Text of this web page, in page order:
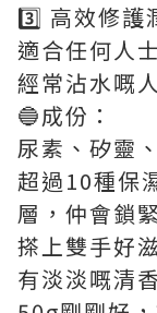
3️⃣ 高效修護
適合任何人
經常沾水嘅
🔵成份：
尿素、矽靈
超過10種保
層，仲會鎖
搽上雙手好
有淡淡嘅清